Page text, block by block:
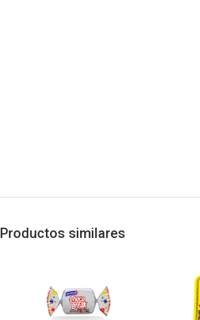
Productos similares